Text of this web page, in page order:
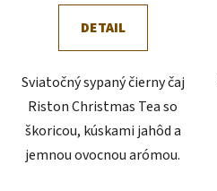
DETAIL
Sviatočný sypaný čierny čaj
Riston Christmas Tea so
škoricou, kúskami jahôd a
jemnou ovocnou arómou.